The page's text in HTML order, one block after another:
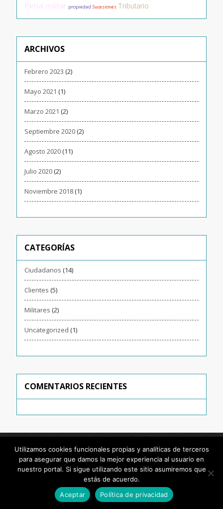
Penal militar propiedad Sucesiones Tributario
ARCHIVOS
Febrero 2023 (2)
Mayo 2021 (1)
Marzo 2021 (2)
Septiembre 2020(2)
Agosto 2020(11)
Julio 2020(2)
Noviembre 2018(1)
CATEGORÍAS
Ciudadanos (14)
Clientes (5)
Militares (2)
Uncategorized (1)
COMENTARIOS RECIENTES
© 2024, Fernando Parrondo García
Aviso Legal
Política De Privacidad Contacto
Utilizamos cookies funcionales propias y analíticas de terceros
para asegurar que damos la mejor experiencia al usuario en
nuestro portal. Si sigue utilizando este sitio asumiremos que
estás de acuerdo.
Aceptar
Política de privacidad